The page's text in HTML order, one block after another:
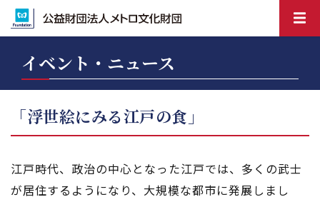
イベント・ニュース
「浮世絵にみる江戸の食」
江戸時代、政治の中心となった江戸では、多くの武士
が居住するようになり、大規模な都市に発展しまし